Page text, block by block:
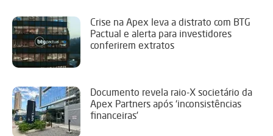
Crise na Apex leva a distrato com BTG
Pactual e alerta para investidores
conferirem extratos
Documento revela raio-X societário da
Apex Partners após ‘inconsistências
financeiras’